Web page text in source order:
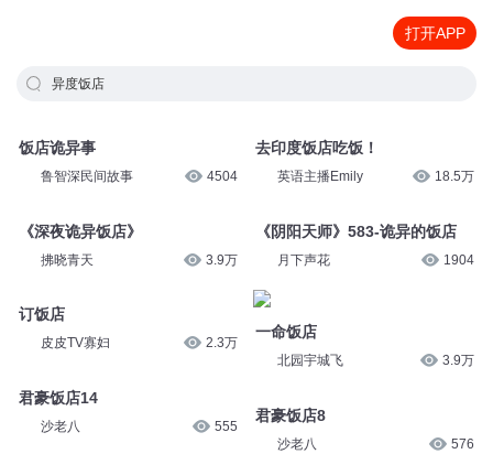
打开APP
异度饭店
饭店诡异事
鲁智深民间故事 4504
《深夜诡异饭店》
拂晓青天 3.9万
订饭店
皮皮TV寡妇 2.3万
君豪饭店14
沙老八 555
去印度饭店吃饭！
英语主播Emily 18.5万
《阴阳天师》583-诡异的饭店
月下声花 1904
一命饭店
北园宇城飞 3.9万
君豪饭店8
沙老八 576